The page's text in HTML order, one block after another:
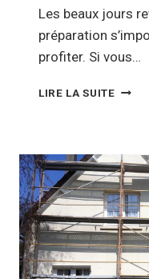
Les beaux jours
préparation
profiter. Si vous…
LIRE LA SUITELES
SA
DU